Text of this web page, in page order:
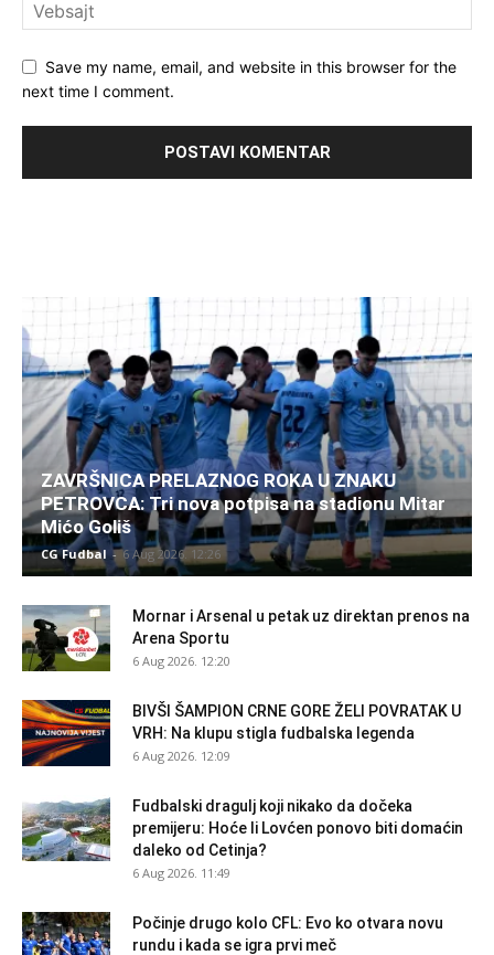
Save my name, email, and website in this browser for the
next time I comment.
ZAVRŠNICA PRELAZNOG ROKA U ZNAKU
PETROVCA: Tri nova potpisa na stadionu Mitar
Mićo Goliš
CG Fudbal - 6 Aug 2026. 12:26
Mornar i Arsenal u petak uz direktan prenos na
Arena Sportu
6 Aug 2026. 12:20
BIVŠI ŠAMPION CRNE GORE ŽELI POVRATAK U
VRH: Na klupu stigla fudbalska legenda
6 Aug 2026. 12:09
Fudbalski dragulj koji nikako da dočeka
premijeru: Hoće li Lovćen ponovo biti domaćin
daleko od Cetinja?
6 Aug 2026. 11:49
Počinje drugo kolo CFL: Evo ko otvara novu
rundu i kada se igra prvi meč